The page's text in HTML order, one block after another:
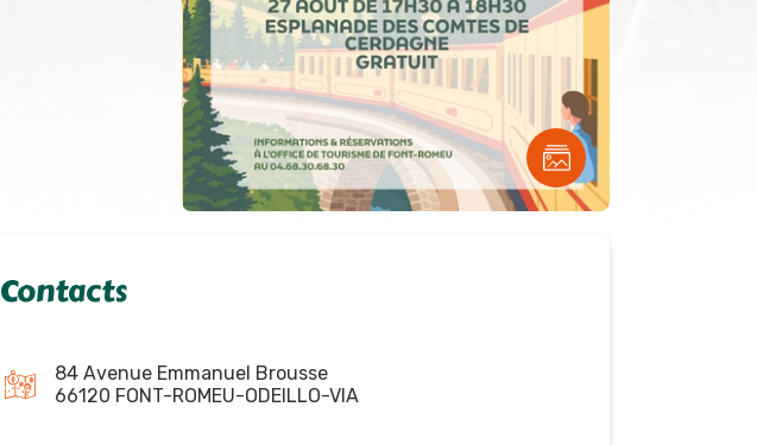
Contacts
84 Avenue Emmanuel Brousse
66120 FONT-ROMEU-ODEILLO-VIA